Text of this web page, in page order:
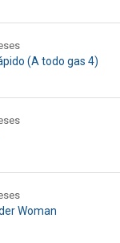
(A todo gas 4)
Woman